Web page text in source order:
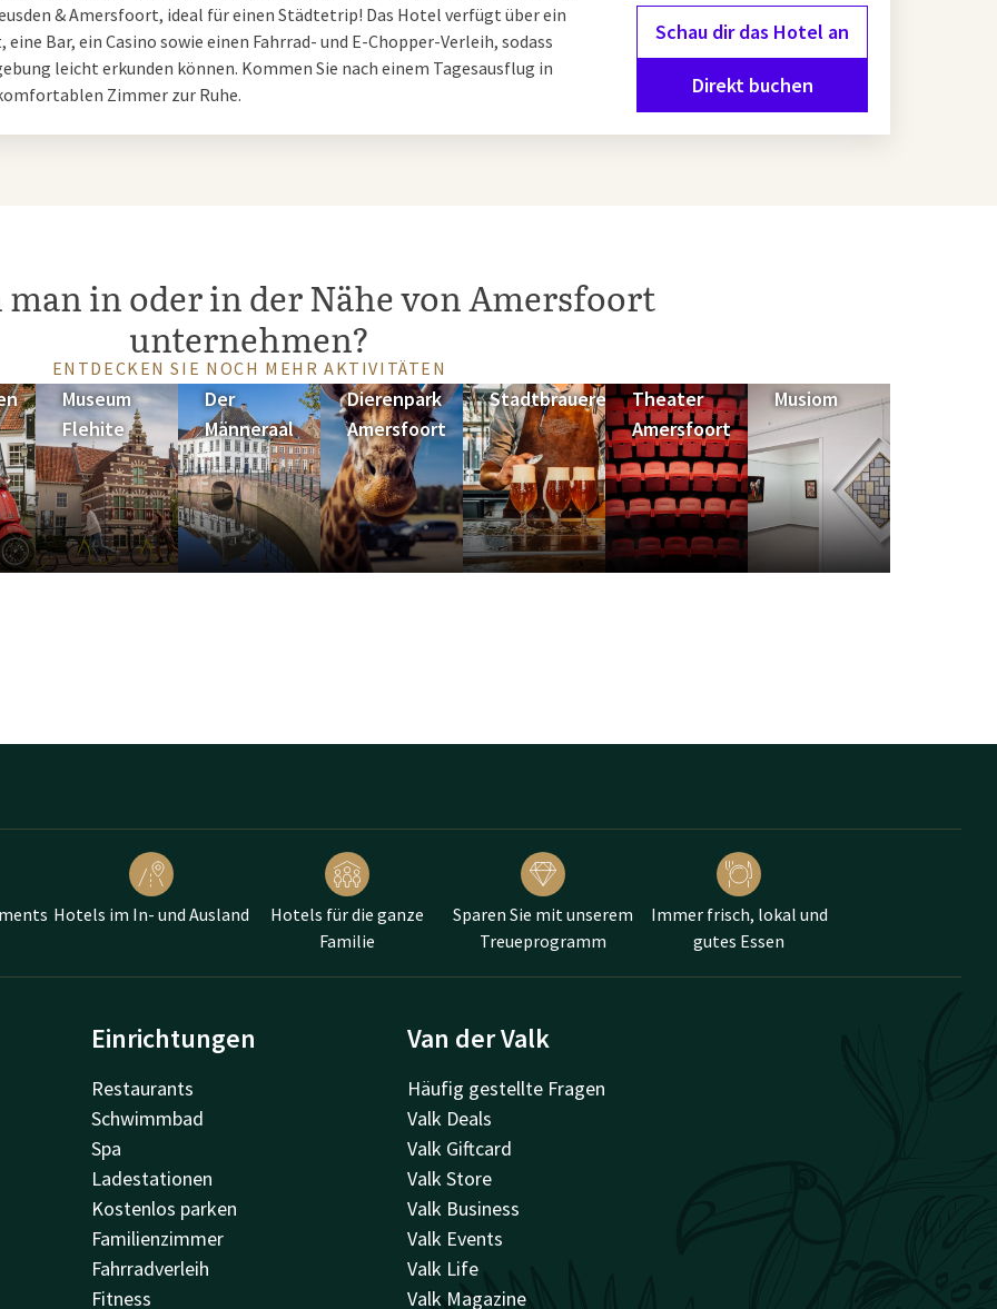
Amersfoort
im Mondriaanhuis mit einem entspannten Aufenthalt in der Stadt kombinieren? Dann
& Amersfoort, ideal für einen Städtetrip! Das Hotel verfügt über ein
eine Bar, ein Casino sowie einen Fahrrad- und E-Chopper-Verleih, sodass
leicht erkunden können. Kommen Sie nach einem Tagesausflug in
Zimmer zur Ruhe.
Schau dir das Hotel an
Direkt buchen
man in oder in der Nähe von Amersfoort
unternehmen?
ENTDECKEN SIE NOCH MEHR AKTIVITÄTEN
Museum
Flehite
Der
Männeraal
Dierenpark
Amersfoort
Stadtbrauerei
Theater
Amersfoort
Musiom
Hotels im In- und Ausland
Hotels für die ganze
Familie
Sparen Sie mit unserem
Treueprogramm
Immer frisch, lokal und
gutes Essen
Einrichtungen
Restaurants
Schwimmbad
Spa
Ladestationen
Kostenlos parken
Familienzimmer
Fahrradverleih
Fitness
Van der Valk
Häufig gestellte Fragen
Valk Deals
Valk Giftcard
Valk Store
Valk Business
Valk Events
Valk Life
Valk Magazine